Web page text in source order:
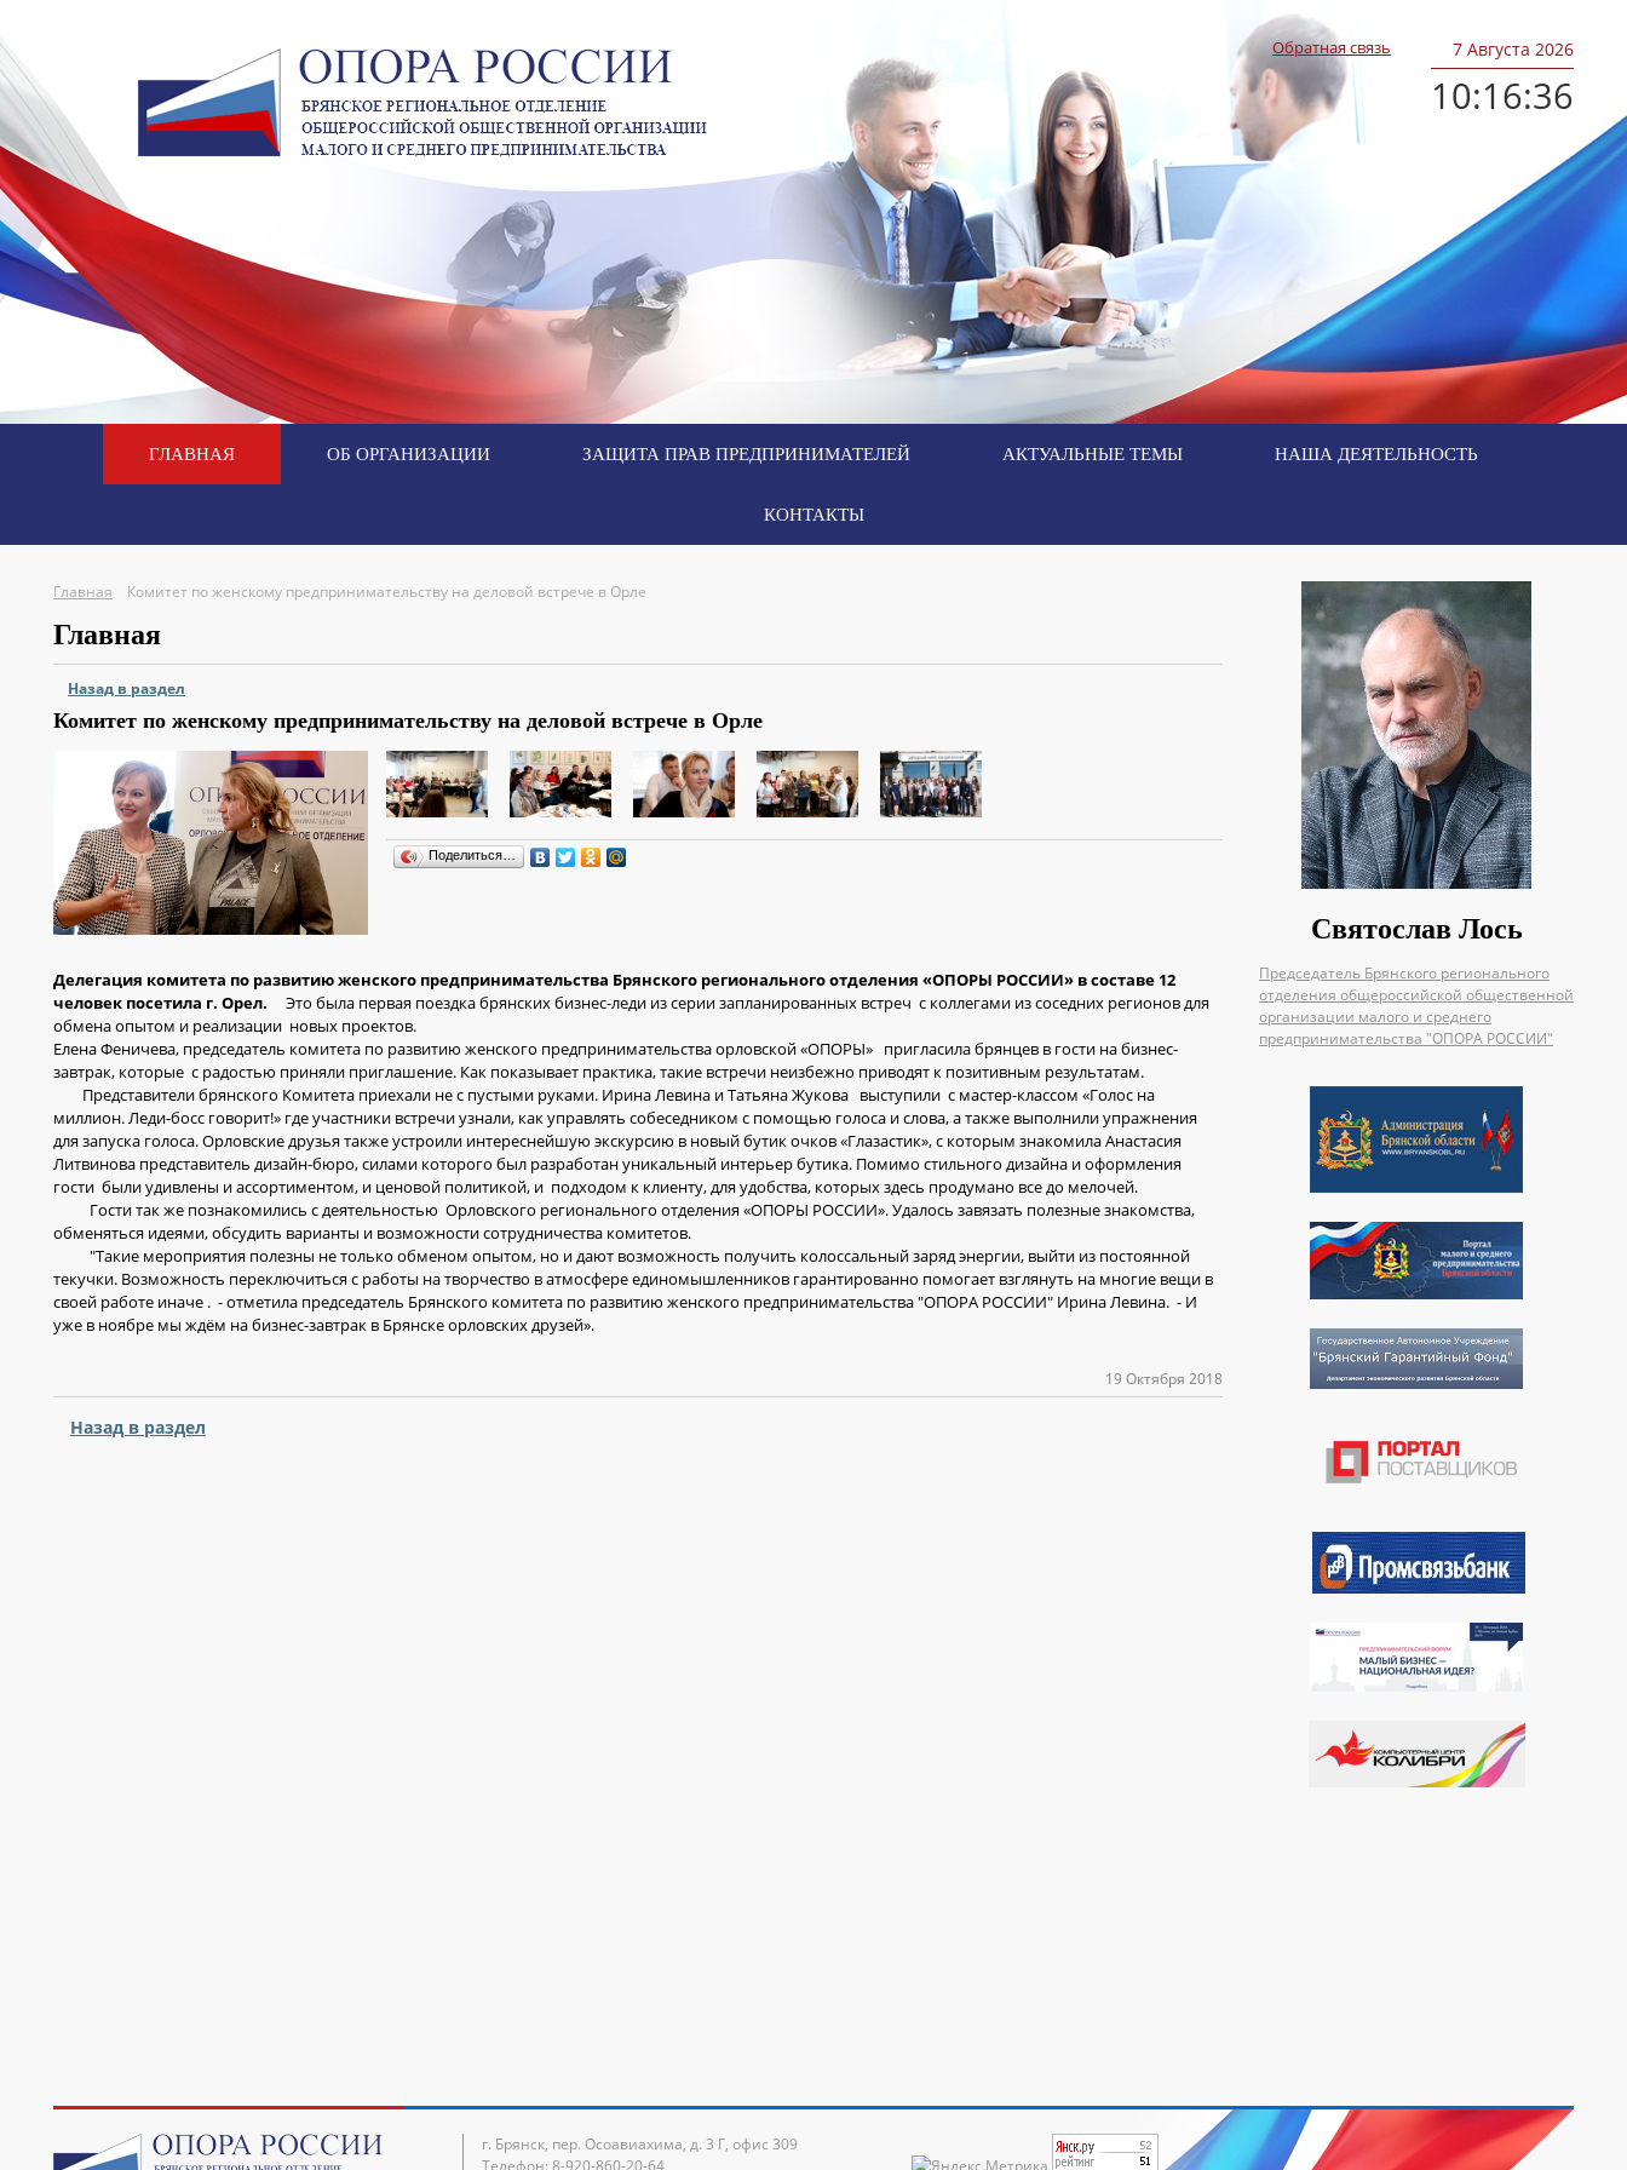
Обратная связь 7Августа 2026
10:16:36
ГЛАВНАЯ ОБ ОРГАНИЗАЦИИ ЗАЩИТА ПРАВ ПРЕДПРИНИМАТЕЛЕЙ АКТУАЛЬНЫЕ ТЕМЫ НАША ДЕЯТЕЛЬНОСТЬ
КОНТАКТЫ
Святослав Лось
Председатель Брянского регионального
отделения общероссийской общественной
организации малого и среднего
предпринимательства "ОПОРА РОССИИ"
Главная Комитет по женскому предпринимательству на деловой встрече в Орле
Главная
Назад в раздел
Комитет по женскому предпринимательству на деловой встрече в Орле
Поделиться…
Делегация комитета по развитию женского предпринимательства Брянского регионального отделения «ОПОРЫ РОССИИ» в составе 12
человек посетила г. Орел. Это была первая поездка брянских бизнес-леди из серии запланированных встреч с коллегами из соседних регионов для
обмена опытом и реализации новых проектов.
Елена Феничева, председатель комитета по развитию женского предпринимательства орловской «ОПОРЫ» пригласила брянцев в гости на бизнес-
завтрак, которые с радостью приняли приглашение. Как показывает практика, такие встречи неизбежно приводят к позитивным результатам.
Представители брянского Комитета приехали не с пустыми руками. Ирина Левина и Татьяна Жукова выступили с мастер-классом «Голос на
миллион. Леди-босс говорит!» где участники встречи узнали, как управлять собеседником с помощью голоса и слова, а также выполнили упражнения
для запуска голоса. Орловские друзья также устроили интереснейшую экскурсию в новый бутик очков «Глазастик», с которым знакомила Анастасия
Литвинова представитель дизайн-бюро, силами которого был разработан уникальный интерьер бутика. Помимо стильного дизайна и оформления
гости были удивлены и ассортиментом, и ценовой политикой, и подходом к клиенту, для удобства, которых здесь продумано все до мелочей.
Гости так же познакомились с деятельностью Орловского регионального отделения «ОПОРЫ РОССИИ». Удалось завязать полезные знакомства,
обменяться идеями, обсудить варианты и возможности сотрудничества комитетов.
"Такие мероприятия полезны не только обменом опытом, но и дают возможность получить колоссальный заряд энергии, выйти из постоянной
текучки. Возможность переключиться с работы на творчество в атмосфере единомышленников гарантированно помогает взглянуть на многие вещи в
своей работе иначе . - отметила председатель Брянского комитета по развитию женского предпринимательства "ОПОРА РОССИИ" Ирина Левина. - И
уже в ноябре мы ждём на бизнес-завтрак в Брянске орловских друзей».
19 Октября 2018
Назад в раздел
г. Брянск, пер. Осоавиахима, д. 3 Г, офис 309
Телефон: 8-920-860-20-64